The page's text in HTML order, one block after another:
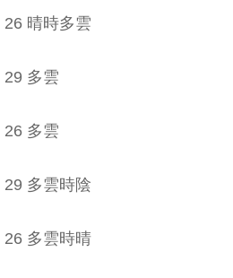
晴時多雲
多雲
多雲
多雲時陰
多雲時晴